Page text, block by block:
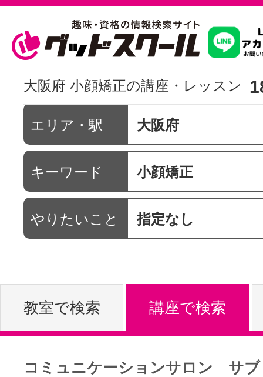
習いたいこ
スクールを
駅・路線か
通信講座を
体験レッス
やりたいこ
大阪府 小顔矯正の講座・レッスン
エリア・駅 大阪府
キーワード 小顔矯正
やりたいこと 指定なし
教室で検索 講座で検索
コミュニケーションサロン サブ